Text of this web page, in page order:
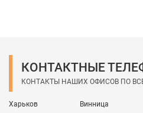
КОНТАКТНЫЕ
КОНТАКТЫ НАШИХ ОФИСОВ ПО
Харьков Винница